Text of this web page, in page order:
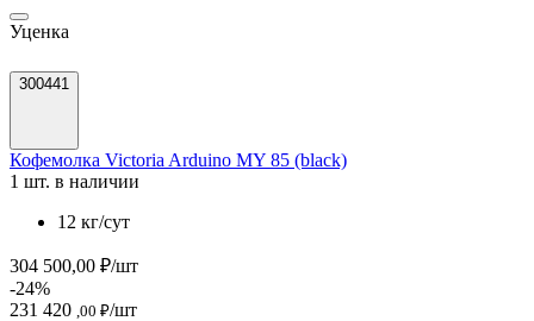
Уценка
300441
Кофемолка Victoria Arduino MY 85 (black)
1 шт. в наличии
12 кг/сут
304 500,00 ₽/шт
-24%
231 420 ,00 ₽/шт